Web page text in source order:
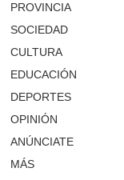
PROVINCIA
SOCIEDAD
CULTURA
EDUCACIÓN
DEPORTES
OPINIÓN
ANÚNCIATE
MÁS